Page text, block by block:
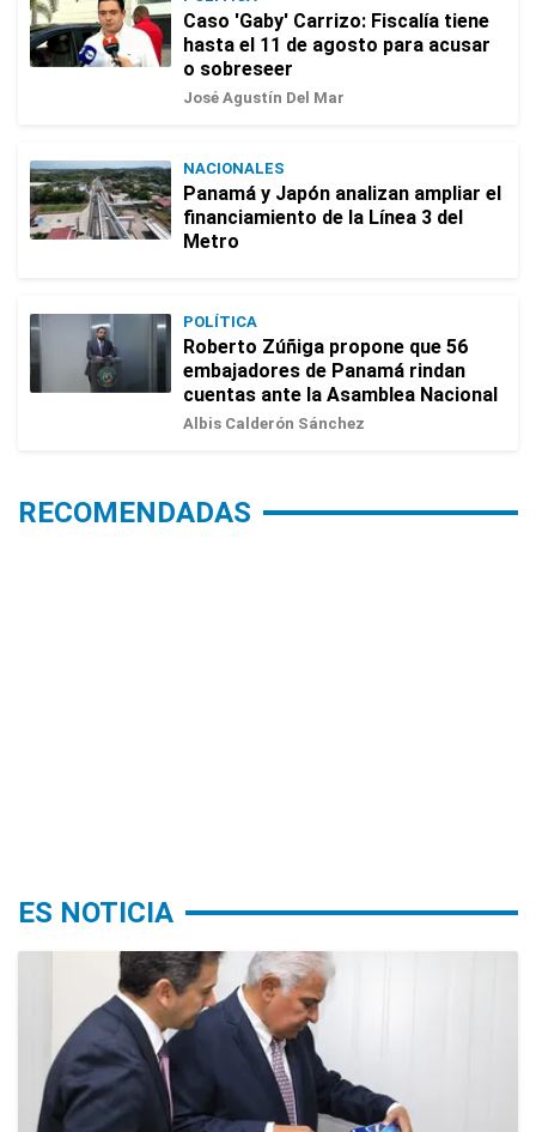
Caso 'Gaby' Carrizo: Fiscalía tiene
hasta el 11 de agosto para acusar
o sobreseer
José Agustín Del Mar
NACIONALES
Panamá y Japón analizan ampliar el
financiamiento de la Línea 3 del
Metro
POLÍTICA
Roberto Zúñiga propone que 56
embajadores de Panamá rindan
cuentas ante la Asamblea Nacional
Albis Calderón Sánchez
RECOMENDADAS
ES NOTICIA